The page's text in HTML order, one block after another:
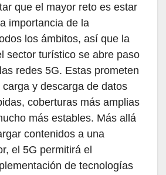
que el mayor reto es estar
importancia de la
los ámbitos, así que la
sector turístico se abre paso
redes 5G. Estas prometen
y descarga de datos
coberturas más amplias
más estables. Más allá
contenidos a una
el 5G permitirá el
de tecnologías